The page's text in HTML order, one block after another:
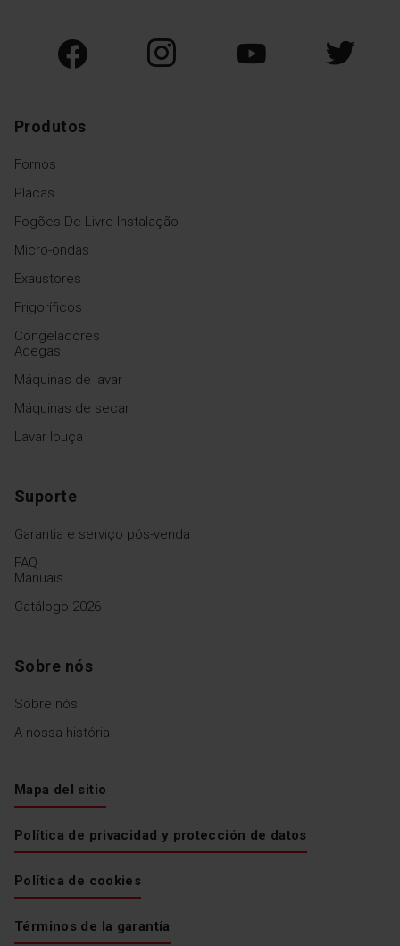
Produtos
Fornos
Placas
Fogões De Livre Instalação
Micro-ondas
Exaustores
Frigoríficos
Congeladores
Adegas
Máquinas de lavar
Máquinas de secar
Lavar louça
Suporte
Garantia e serviço pós-venda
FAQ
Manuais
Catálogo 2026
Sobre nós
Sobre nós
A nossa história
Mapa del sitio
Política de privacidad y protección de datos
Política de cookies
Términos de la garantía